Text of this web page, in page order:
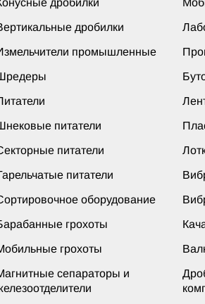
дробилки
дробилки
промышленные
питатели
питатели
питатели
оборудование
грохоты
грохоты
сепараторы и